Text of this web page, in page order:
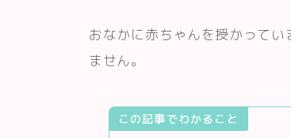
おなかに赤ちゃんを授かって
ません。
この記事でわかること